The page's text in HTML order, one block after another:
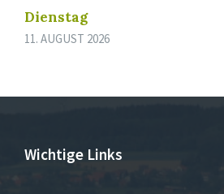
Dienstag
11. AUGUST 2026
Wichtige Links